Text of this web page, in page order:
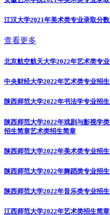
江汉大学2021年美术类专业录取分
查看更多
北京航空航天大学2022年艺术类专
中央财经大学2022年艺术类专业招
陕西师范大学2022年书法学专业招
陕西师范大学2022年戏剧与影视学
招生简章艺术类招生简章
陕西师范大学2022年美术类专业招
陕西师范大学2022年舞蹈类专业招
陕西师范大学2022年音乐类专业招
江西师范大学2022年艺术类招生简章